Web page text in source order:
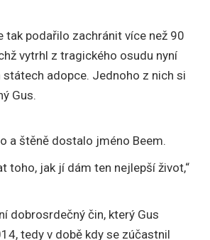
tak podařilo zachránit více než 90
vytrhl z tragického osudu nyní
státech adopce. Jednoho z nich si
Gus.
a štěně dostalo jméno Beem.
toho, jak jí dám ten nejlepší život,“
dobrosrdečný čin, který Gus
tedy v době kdy se zúčastnil